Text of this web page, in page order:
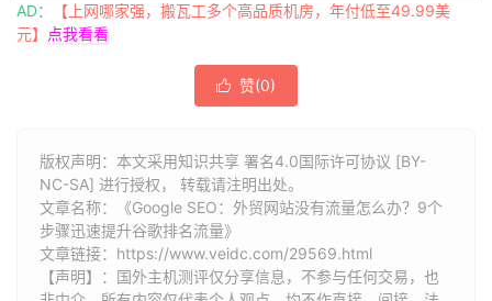
AD：
【上网哪家强，搬瓦工多个高品质机房，年付低至49.99美
元】 点我看看
 赞(0)
版权声明：本文采用知识共享 署名4.0国际许可协议 [BY-
NC-SA] 进行授权， 转载请注明出处。
文章名称：《Google SEO：外贸网站没有流量怎么办？9个
步骤迅速提升谷歌排名流量》
文章链接： https://www.veidc.com/29569.html
【声明】：国外主机测评仅分享信息，不参与任何交易，也